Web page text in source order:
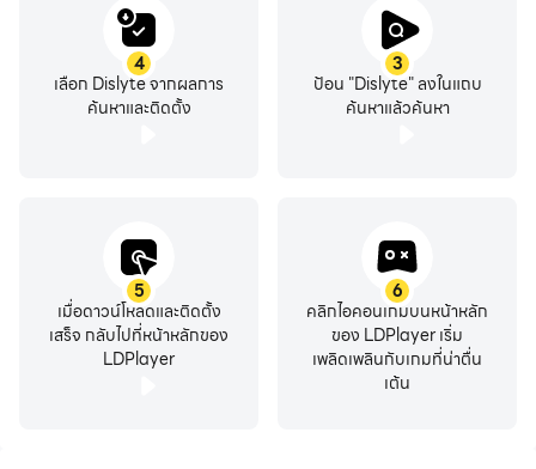
3
ป้อน "Dislyte" ลงในแถบ
ค้นหาแล้วค้นหา
4
เลือก Dislyte จากผลการ
ค้นหาและติดตั้ง
5
เมื่อดาวน์โหลดและติดตั้ง
เสร็จ กลับไปที่หน้าหลักของ
LDPlayer
6
คลิกไอคอนเกมบนหน้าหลัก
ของ LDPlayer เริ่ม
เพลิดเพลินกับเกมที่น่าตื่น
เต้น